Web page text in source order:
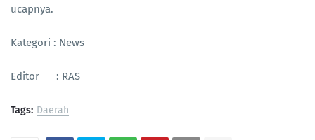
ucapnya.
Kategori : News
Editor : RAS
Tags: Daerah